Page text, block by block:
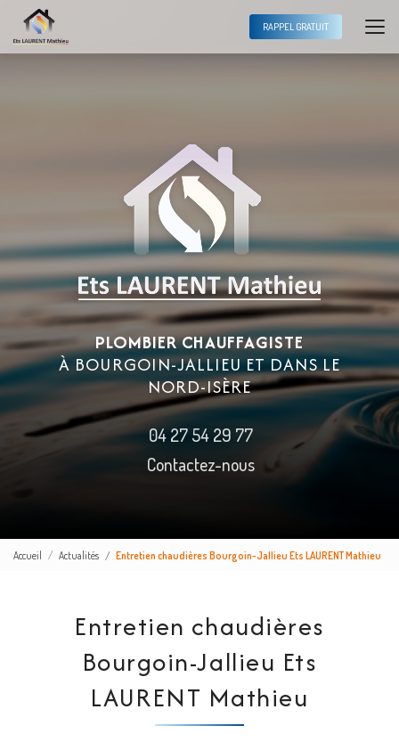
contenu
RAPPEL GRATUIT
PLOMBIER CHAUFFAGISTE
À BOURGOIN-JALLIEU ET DANS LE
NORD-ISÈRE
04 27 54 29 77
Contactez-nous
Accueil Actualités Entretien chaudières Bourgoin-Jallieu Ets LAURENT Mathieu
Entretien chaudières
Bourgoin-Jallieu Ets
LAURENT Mathieu